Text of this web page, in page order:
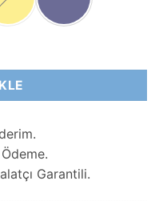
Garantili.